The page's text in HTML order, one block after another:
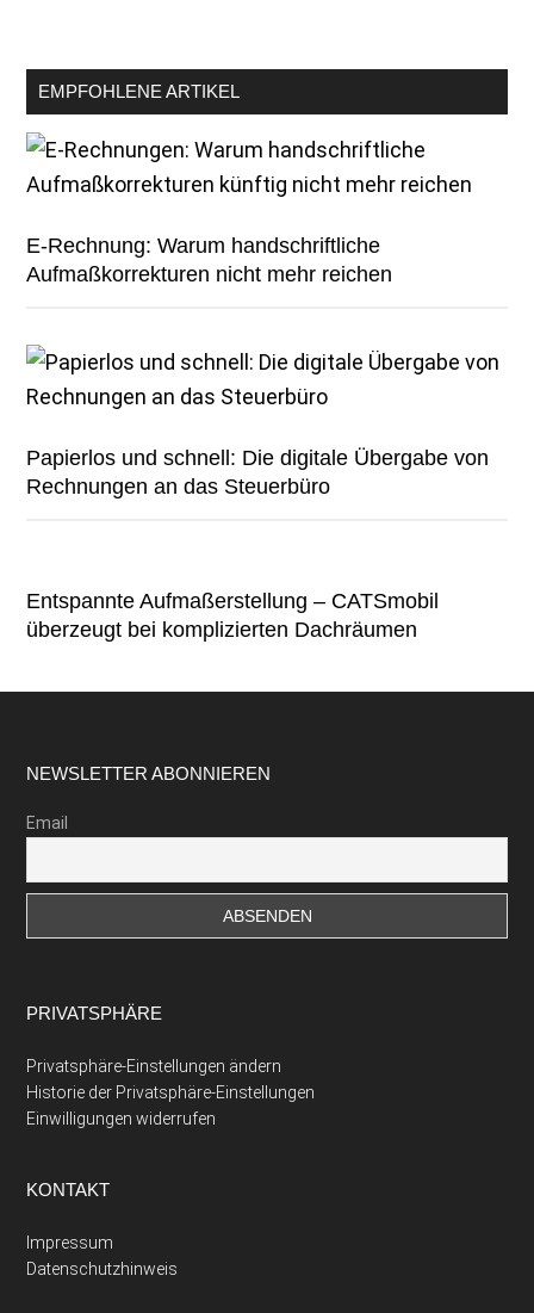
EMPFOHLENE ARTIKEL
E-Rechnung: Warum handschriftliche
Aufmaßkorrekturen nicht mehr reichen
Papierlos und schnell: Die digitale Übergabe von
Rechnungen an das Steuerbüro
Entspannte Aufmaßerstellung – CATSmobil
überzeugt bei komplizierten Dachräumen
Footer
NEWSLETTER ABONNIEREN
Email
PRIVATSPHÄRE
Privatsphäre-Einstellungen ändern
Historie der Privatsphäre-Einstellungen
Einwilligungen widerrufen
KONTAKT
Impressum
Datenschutzhinweis